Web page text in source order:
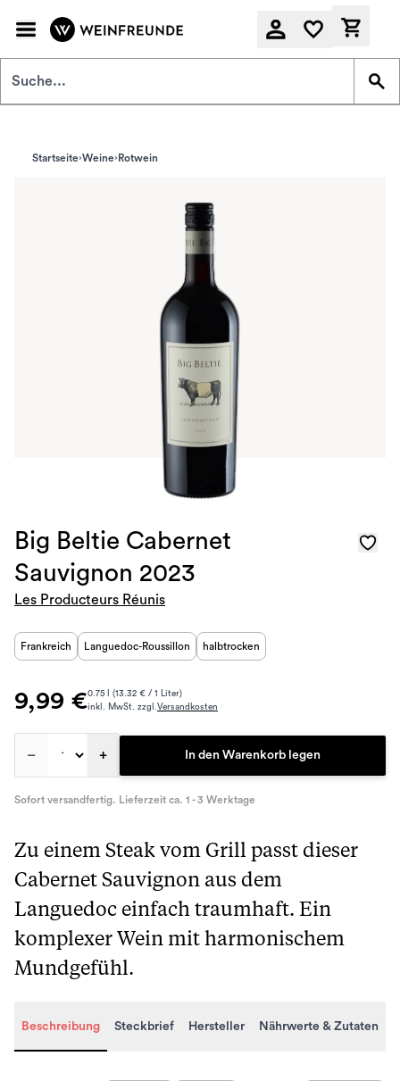
Startseite Weine Rotwein
Big Beltie Cabernet
Sauvignon 2023
Les Producteurs Réunis
Frankreich Languedoc-Roussillon halbtrocken
9,99 €0.75 l (13.32 € / 1 Liter)
inkl. MwSt. zzgl.Versandkosten
– + In den Warenkorb legen
Sofort versandfertig. Lieferzeit ca. 1 - 3 Werktage
Zu einem Steak vom Grill passt dieser
Cabernet Sauvignon aus dem
Languedoc einfach traumhaft. Ein
komplexer Wein mit harmonischem
Mundgefühl.
Beschreibung Steckbrief Hersteller Nährwerte & Zutaten